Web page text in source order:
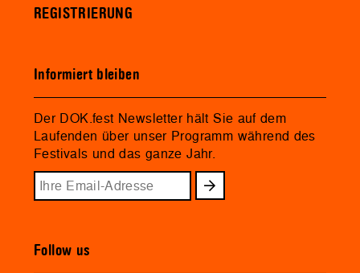
REGISTRIERUNG
Informiert bleiben
Der DOK.fest Newsletter hält Sie auf dem
Laufenden über unser Programm während des
Festivals und das ganze Jahr.
Follow us